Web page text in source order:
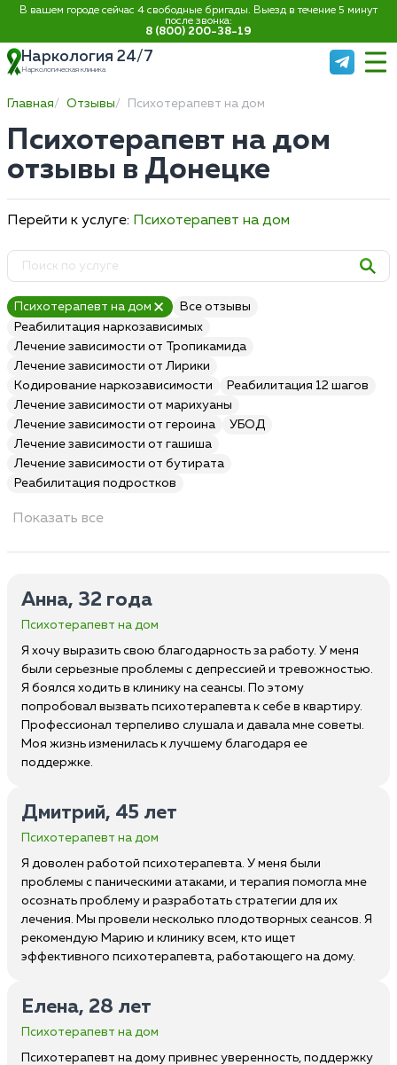
В вашем городе сейчас 4 свободные бригады. Выезд в течение 5 минут
после звонка:
8 (800) 200-38-19
Наркология 24/7
Наркологическая клиника
Главная Отзывы Психотерапевт на дом
Психотерапевт на дом
отзывы в Донецке
Перейти к услуге: Психотерапевт на дом
Психотерапевт на дом
Все отзывы
Реабилитация наркозависимых
Лечение зависимости от Тропикамида
Лечение зависимости от Лирики
Кодирование наркозависимости
Реабилитация 12 шагов
Лечение зависимости от марихуаны
Лечение зависимости от героина
УБОД
Лечение зависимости от гашиша
Лечение зависимости от бутирата
Реабилитация подростков
Показать все
Анна, 32 года
Психотерапевт на дом
Я хочу выразить свою благодарность за работу. У меня
были серьезные проблемы с депрессией и тревожностью.
Я боялся ходить в клинику на сеансы. По этому
попробовал вызвать психотерапевта к себе в квартиру.
Профессионал терпеливо слушала и давала мне советы.
Моя жизнь изменилась к лучшему благодаря ее
поддержке.
Дмитрий, 45 лет
Психотерапевт на дом
Я доволен работой психотерапевта. У меня были
проблемы с паническими атаками, и терапия помогла мне
осознать проблему и разработать стратегии для их
лечения. Мы провели несколько плодотворных сеансов. Я
рекомендую Марию и клинику всем, кто ищет
эффективного психотерапевта, работающего на дому.
Елена, 28 лет
Психотерапевт на дом
Психотерапевт на дому привнес уверенность, поддержку